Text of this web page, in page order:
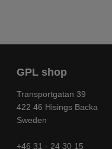
GPL shop
Transportgatan 39
422 46 Hisings Backa
Sweden
+46 31 - 24 30 15